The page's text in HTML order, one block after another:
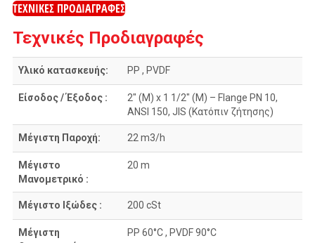
ΤΕΧΝΙΚΕΣ ΠΡΟΔΙΑΓΡΑΦΕΣ
Τεχνικές Προδιαγραφές
Υλικό κατασκευής: PP , PVDF
Είσοδος / Έξοδος :
2″ (M) x 1 1/2″ (M) – Flange PN 10,
ANSI 150, JIS (Κατόπιν ζήτησης)
Μέγιστη Παροχή: 22 m3/h
Μέγιστο
Μανομετρικό :
20 m
Mέγιστο Ιξώδες : 200 cSt
Mέγιστη
PP 60°C , PVDF 90°C